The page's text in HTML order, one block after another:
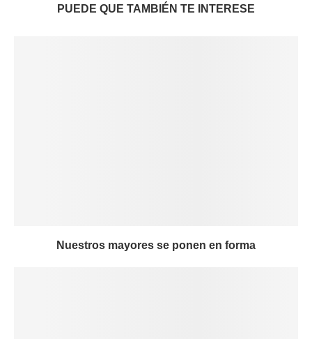
PUEDE QUE TAMBIÉN TE INTERESE
Nuestros mayores se ponen en forma